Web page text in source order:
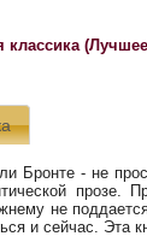
классика
Бронте - не
прозе.
не
и сейчас. Эта